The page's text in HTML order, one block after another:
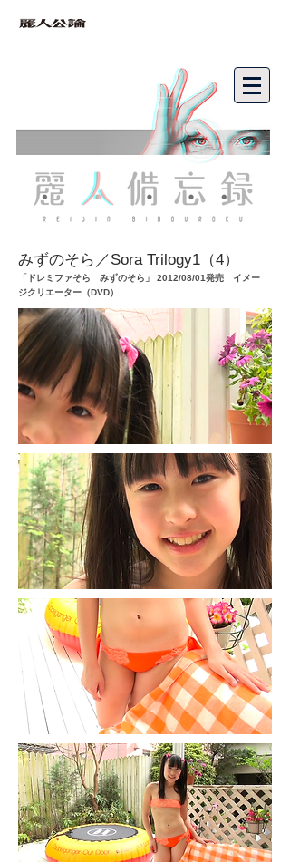
みずのそら／Sora Trilogy1（4）
「ドレミファそら みずのそら」 2012/08/01発売 イメー
ジクリエーター（DVD）